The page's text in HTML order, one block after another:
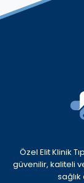
Özel Elit Klinik
güvenilir, kaliteli